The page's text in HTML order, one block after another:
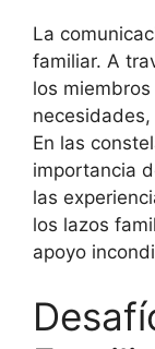
La
familiar. A
los
En las
importancia
las
los lazos
apoyo